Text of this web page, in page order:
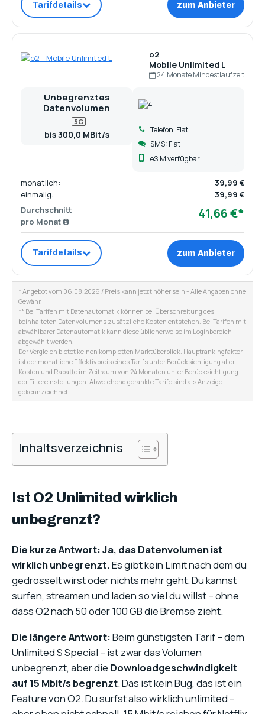
Tarifdetails zum Anbieter
o2
Mobile Unlimited L
24 Monate Mindestlaufzeit
Unbegrenztes
Datenvolumen
5G
bis 300,0 MBit/s
Telefon: Flat
SMS: Flat
eSIM verfügbar
monatlich:
39,99 €
einmalig:
39,99 €
Durchschnitt
pro Monat
41,66 €*
Tarifdetails zum Anbieter
* Angebot vom 06.08.2026 / Preis kann jetzt höher sein - Alle Angaben ohne
Gewähr.
** Bei Tarifen mit Datenautomatik können bei Überschreitung des
beinhalteten Datenvolumens zusätzliche Kosten entstehen. Bei Tarifen mit
abwählbarer Datenautomatik kann diese üblicherweise im Loginbereich
abgewählt werden.
Der Vergleich bietet keinen kompletten Marktüberblick. Hauptrankingfaktor
ist der monatliche Effektivpreis eines Tarifs unter Berücksichtigung aller
Kosten und Rabatte im Zeitraum von 24 Monaten unter Berücksichtigung
der Filtereinstellungen. Abweichend gerankte Tarife sind als Anzeige
gekennzeichnet.
Inhaltsverzeichnis
Ist O2 Unlimited wirklich
unbegrenzt?
Die kurze Antwort: Ja, das Datenvolumen ist
wirklich unbegrenzt.Es gibt kein Limit nach dem du
gedrosselt wirst oder nichts mehr geht. Du kannst
surfen, streamen und laden so viel du willst – ohne
dass O2 nach 50 oder 100 GB die Bremse zieht.
Die längere Antwort:Beim günstigsten Tarif – dem
Unlimited S Special – ist zwar das Volumen
unbegrenzt, aber die Downloadgeschwindigkeit
auf 15 Mbit/s begrenzt. Das ist kein Bug, das ist ein
Feature von O2. Du surfst also wirklich unlimited –